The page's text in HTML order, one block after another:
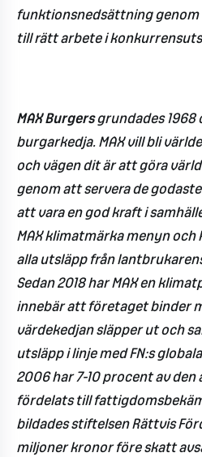
funktionsnedsättning
till rätt arbete i
MAX Burgersgrundades 1968
burgarkedja. MAX vill bli
och vägen dit är att göra
genom att servera de
att vara en god kraft i
MAX klimatmärka menyn
alla utsläpp från
Sedan 2018 har MAX en
innebär att företaget binder
värdekedjan släpper ut och
utsläpp i linje med FN:s
2006 har 7-10 procent av
fördelats till
bildades stiftelsen Rättvis
miljoner kronor före skatt